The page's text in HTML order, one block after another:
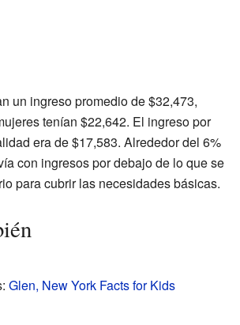
un ingreso promedio de $32,473,
tenían $22,642. El ingreso por
era de $17,583. Alrededor del 6%
con ingresos por debajo de lo que se
para cubrir las necesidades básicas.
Glen, New York Facts for Kids